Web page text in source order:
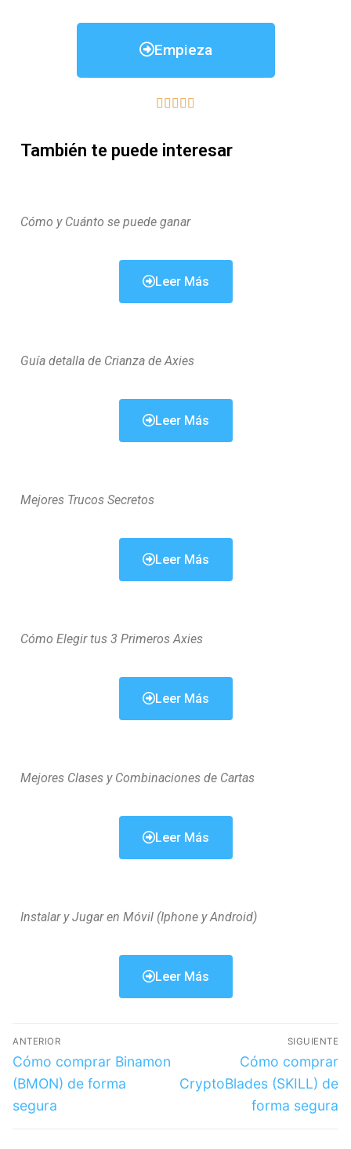
Empieza
    
También te puede interesar
Cómo y Cuánto se puede ganar
Leer Más
Guía detalla de Crianza de Axies
Leer Más
Mejores Trucos Secretos
Leer Más
Cómo Elegir tus 3 Primeros Axies
Leer Más
Mejores Clases y Combinaciones de Cartas
Leer Más
Instalar y Jugar en Móvil (Iphone y Android)
Leer Más
ANTERIOR
Cómo comprar Binamon
(BMON) de forma
segura
SIGUIENTE
Cómo comprar
CryptoBlades (SKILL) de
forma segura